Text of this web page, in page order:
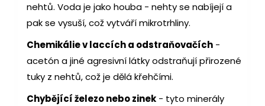
nehtů. Voda je jako houba - nehty se nabíjejí a
pak se vysuší, což vytváří mikrotrhliny.
Chemikálie v laccích a odstraňovačích -
acetón a jiné agresivní látky odstraňují přirozené
tuky z nehtů, což je dělá křehčími.
Chybějící železo nebo zinek - tyto minerály